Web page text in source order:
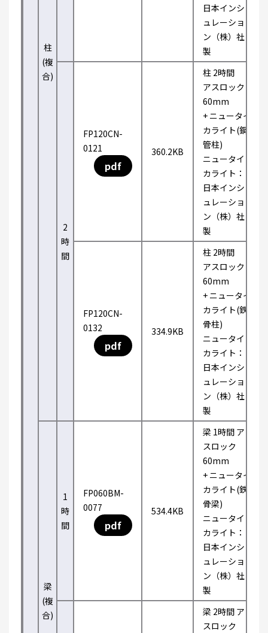
柱
(複
合)
日本インシ
ュレーショ
ン（株）社
製
2
時
間
FP120CN-
0121
pdf
360.2KB
柱 2時間
アスロック
60mm
+ ニュータイ
カライト(鋼
管柱)
ニュータイ
カライト：
日本インシ
ュレーショ
ン（株）社
製
FP120CN-
0132
pdf
334.9KB
柱 2時間
アスロック
60mm
+ ニュータイ
カライト(鉄
骨柱)
ニュータイ
カライト：
日本インシ
ュレーショ
ン（株）社
製
梁
(複
合)
1
時
間
FP060BM-
0077
pdf
534.4KB
梁 1時間 ア
スロック
60mm
+ ニュータイ
カライト(鉄
骨梁)
ニュータイ
カライト：
日本インシ
ュレーショ
ン（株）社
製
梁 2時間 ア
スロック